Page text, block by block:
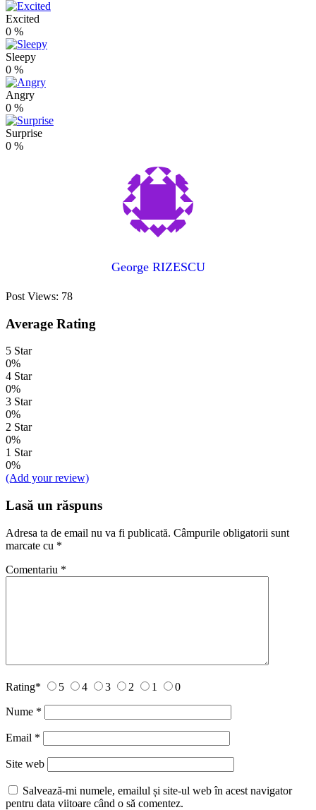
Excited
0 %
Sleepy
0 %
Angry
0 %
Surprise
0 %
George RIZESCU
Post Views: 78
Average Rating
5 Star
0%
4 Star
0%
3 Star
0%
2 Star
0%
1 Star
0%
(Add your review)
Lasă un răspuns
Adresa ta de email nu va fi publicată. Câmpurile obligatorii sunt
marcate cu *
Comentariu *
Rating* 5 4 3 2 1 0
Nume *
Email *
Site web
Salvează-mi numele, emailul și site-ul web în acest navigator
pentru data viitoare când o să comentez.